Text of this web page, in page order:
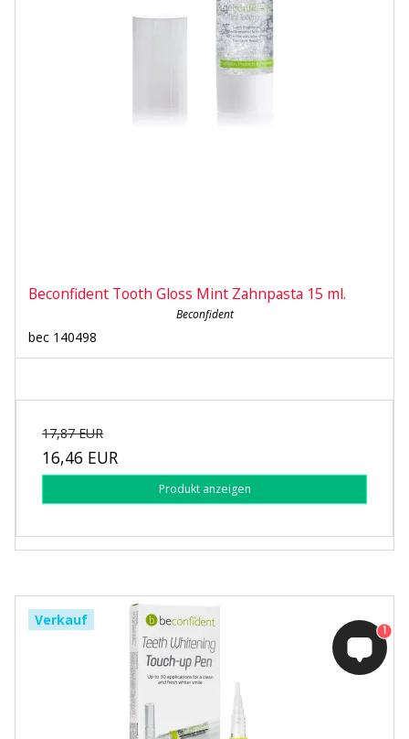
Beconfident Tooth Gloss Mint Zahnpasta 15 ml.
Beconfident
bec 140498
17,87 EUR
16,46 EUR
Produkt anzeigen
Verkauf
1